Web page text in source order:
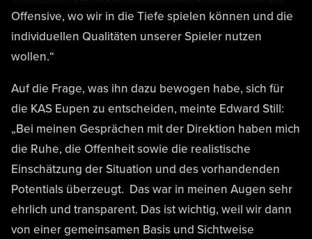
Offensive, wo wir in die Tiefe spielen können und die
individuellen Qualitäten unserer Spieler nutzen
wollen.“
Auf die Frage, was ihn dazu bewogen habe, sich für
die KAS Eupen zu entscheiden, meinte Edward Still:
„Bei meinen Gesprächen mit der Direktion haben mich
die Ruhe, die Offenheit sowie die realistische
Einschätzung der Situation und des vorhandenden
Potentials überzeugt. Das war in meinen Augen sehr
ehrlich und transparent. Das ist wichtig, weil wir dann
von einer gemeinsamen Basis und Sichtweise